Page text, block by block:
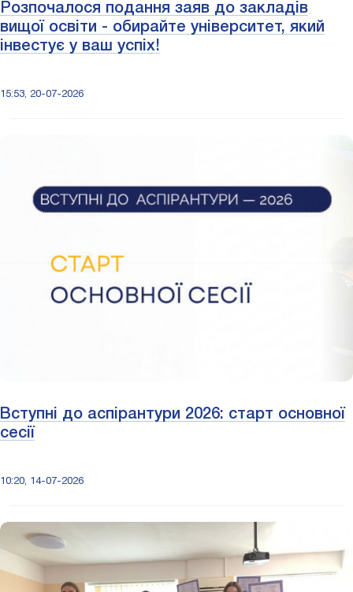
Розпочалося подання заяв до закладів
вищої освіти - обирайте університет, який
інвестує у ваш успіх!
15:53, 20-07-2026
Вступні до аспірантури 2026: старт основної
сесії
10:20, 14-07-2026